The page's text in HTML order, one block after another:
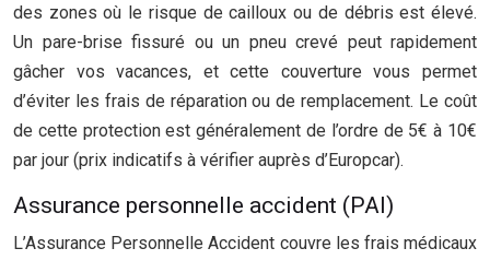
des zones où le risque de cailloux ou de débris est élevé.
Un pare-brise fissuré ou un pneu crevé peut rapidement
gâcher vos vacances, et cette couverture vous permet
d’éviter les frais de réparation ou de remplacement. Le coût
de cette protection est généralement de l’ordre de 5€ à 10€
par jour (prix indicatifs à vérifier auprès d’Europcar).
Assurance personnelle accident (PAI)
L’Assurance Personnelle Accident couvre les frais médicaux